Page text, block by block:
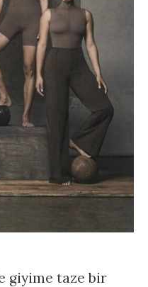
giyime taze bir